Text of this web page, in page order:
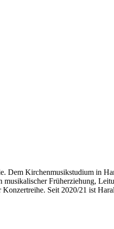
Dem Kirchenmusikstudium in
Früherziehung,
Seit 2020/21 ist